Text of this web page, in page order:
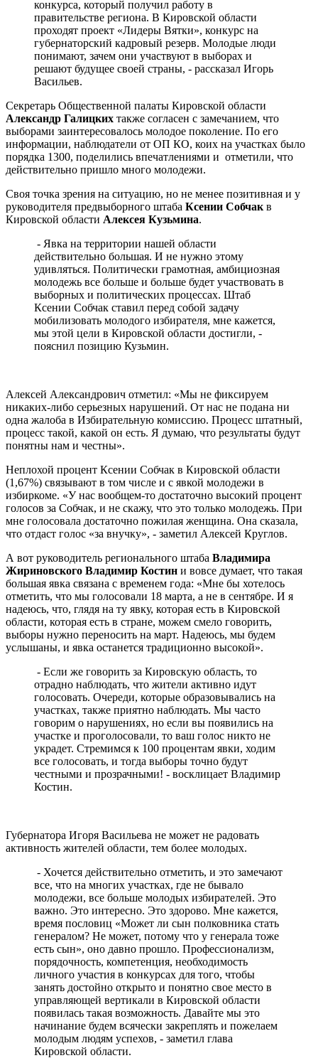
конкурса, который получил работу в
правительстве региона. В Кировской области
проходят проект «Лидеры Вятки», конкурс на
губернаторский кадровый резерв. Молодые люди
понимают, зачем они участвуют в выборах и
решают будущее своей страны, - рассказал Игорь
Васильев.
Секретарь Общественной палаты Кировской области
Александр Галицких также согласен с замечанием, что
выборами заинтересовалось молодое поколение. По его
информации, наблюдатели от ОП КО, коих на участках было
порядка 1300, поделились впечатлениями и отметили, что
действительно пришло много молодежи.
Своя точка зрения на ситуацию, но не менее позитивная и у
руководителя предвыборного штаба Ксении Собчак в
Кировской области Алексея Кузьмина.
- Явка на территории нашей области
действительно большая. И не нужно этому
удивляться. Политически грамотная, амбициозная
молодежь все больше и больше будет участвовать в
выборных и политических процессах. Штаб
Ксении Собчак ставил перед собой задачу
мобилизовать молодого избирателя, мне кажется,
мы этой цели в Кировской области достигли, -
пояснил позицию Кузьмин.
Алексей Александрович отметил: «Мы не фиксируем
никаких-либо серьезных нарушений. От нас не подана ни
одна жалоба в Избирательную комиссию. Процесс штатный,
процесс такой, какой он есть. Я думаю, что результаты будут
понятны нам и честны».
Неплохой процент Ксении Собчак в Кировской области
(1,67%) связывают в том числе и с явкой молодежи в
избиркоме. «У нас вообщем-то достаточно высокий процент
голосов за Собчак, и не скажу, что это только молодежь. При
мне голосовала достаточно пожилая женщина. Она сказала,
что отдаст голос «за внучку», - заметил Алексей Круглов.
А вот руководитель регионального штаба Владимира
Жириновского Владимир Костин и вовсе думает, что такая
большая явка связана с временем года: «Мне бы хотелось
отметить, что мы голосовали 18 марта, а не в сентябре. И я
надеюсь, что, глядя на ту явку, которая есть в Кировской
области, которая есть в стране, можем смело говорить,
выборы нужно переносить на март. Надеюсь, мы будем
услышаны, и явка останется традиционно высокой».
- Если же говорить за Кировскую область, то
отрадно наблюдать, что жители активно идут
голосовать. Очереди, которые образовывались на
участках, также приятно наблюдать. Мы часто
говорим о нарушениях, но если вы появились на
участке и проголосовали, то ваш голос никто не
украдет. Стремимся к 100 процентам явки, ходим
все голосовать, и тогда выборы точно будут
честными и прозрачными! - восклицает Владимир
Костин.
Губернатора Игоря Васильева не может не радовать
активность жителей области, тем более молодых.
- Хочется действительно отметить, и это замечают
все, что на многих участках, где не бывало
молодежи, все больше молодых избирателей. Это
важно. Это интересно. Это здорово. Мне кажется,
время пословиц «Может ли сын полковника стать
генералом? Не может, потому что у генерала тоже
есть сын», оно давно прошло. Профессионализм,
порядочность, компетенция, необходимость
личного участия в конкурсах для того, чтобы
занять достойно открыто и понятно свое место в
управляющей вертикали в Кировской области
появилась такая возможность. Давайте мы это
начинание будем всячески закреплять и пожелаем
молодым людям успехов, - заметил глава
Кировской области.